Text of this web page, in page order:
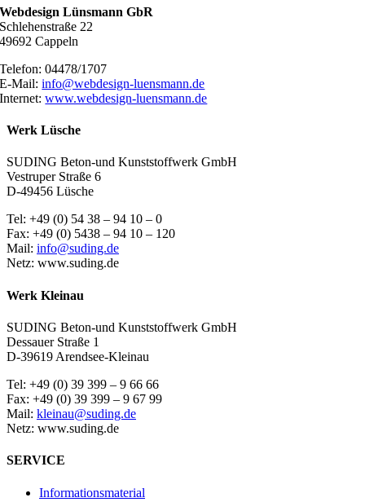
Webdesign Lünsmann GbR
Schlehenstraße 22
49692 Cappeln
Telefon: 04478/1707
E-Mail:info@webdesign-luensmann.de
Internet:www.webdesign-luensmann.de
Werk Lüsche
SUDING Beton-und Kunststoffwerk GmbH
Vestruper Straße 6
D-49456 Lüsche
Tel: +49 (0) 54 38 – 94 10 – 0
Fax: +49 (0) 5438 – 94 10 – 120
Mail: info@suding.de
Netz: www.suding.de
Werk Kleinau
SUDING Beton-und Kunststoffwerk GmbH
Dessauer Straße 1
D-39619 Arendsee-Kleinau
Tel: +49 (0) 39 399 – 9 66 66
Fax: +49 (0) 39 399 – 9 67 99
Mail: kleinau@suding.de
Netz: www.suding.de
SERVICE
Informationsmaterial